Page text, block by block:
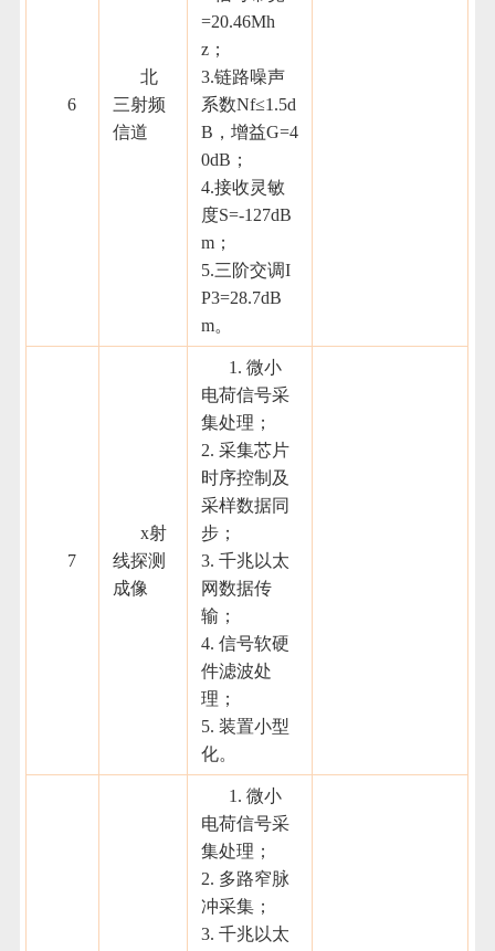
6
北
三射频
信道
=20.46Mh
z；
3.链路噪声
系数Nf≤1.5d
B，增益G=4
0dB；
4.接收灵敏
度S=-127dB
m；
5.三阶交调I
P3=28.7dB
m。
7
x射
线探测
成像
1. 微小
电荷信号采
集处理；
2. 采集芯片
时序控制及
采样数据同
步；
3. 千兆以太
网数据传
输；
4. 信号软硬
件滤波处
理；
5. 装置小型
化。
1. 微小
电荷信号采
集处理；
2. 多路窄脉
冲采集；
3. 千兆以太